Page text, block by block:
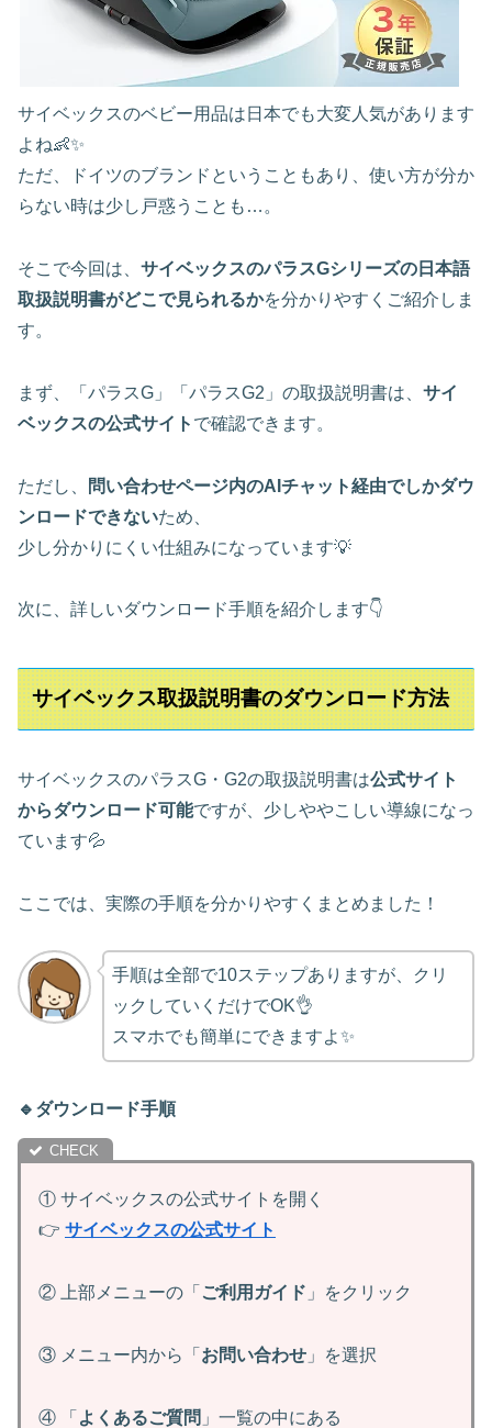
サイベックスのベビー用品は日本でも大変人気があります
よね👶✨
ただ、ドイツのブランドということもあり、使い方が分か
らない時は少し戸惑うことも…。
そこで今回は、 サイベックスのパラスGシリーズの日本語
取扱説明書がどこで見られるかを分かりやすくご紹介しま
す。
まず、「パラスG」「パラスG2」の取扱説明書は、 サイ
ベックスの公式サイト で確認できます。
ただし、
問い合わせページ内のAIチャット経由でしかダウ
ンロードできないため、
少し分かりにくい仕組みになっています💡
次に、詳しいダウンロード手順を紹介します👇
サイベックス取扱説明書のダウンロード方法
サイベックスのパラスG・G2の取扱説明書は公式サイト
からダウンロード可能ですが、少しややこしい導線になっ
ています💦
ここでは、実際の手順を分かりやすくまとめました！
手順は全部で10ステップありますが、クリ
ックしていくだけでOK👌
スマホでも簡単にできますよ✨
🔹ダウンロード手順
① サイベックスの公式サイトを開く
👉 サイベックスの公式サイト
② 上部メニューの「 ご利用ガイド 」をクリック
③ メニュー内から「 お問い合わせ 」を選択
④ 「 よくあるご質問 」一覧の中にある